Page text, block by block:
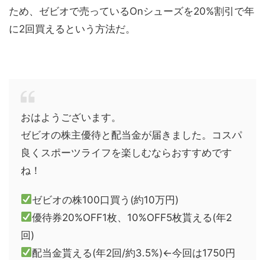
ため、ゼビオで売っているOnシューズを20%割引で年
に2回買えるという方法だ。
おはようございます。
ゼビオの株主優待と配当金が届きました。コスパ
良くスポーツライフを楽しむならおすすめです
ね！
ゼビオの株100口買う(約10万円)
優待券20%OFF1枚、10%OFF5枚貰える(年2
回)
配当金貰える(年2回/約3.5%)←今回は1750円